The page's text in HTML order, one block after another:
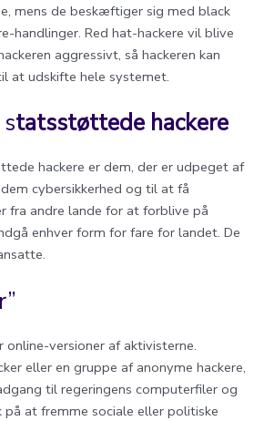
mens de beskæftiger sig med black
handlinger. Red hat-hackere vil blive
aggressivt, så hackeren kan
at udskifte hele systemet.
tatsstøttede hackere
hackere er dem, der er udpeget af
cybersikkerhed og til at få
fra andre lande for at forblive på
enhver form for fare for landet. De
online-versioner af aktivisterne.
eller en gruppe af anonyme hackere,
til regeringens computerfiler og
at fremme sociale eller politiske